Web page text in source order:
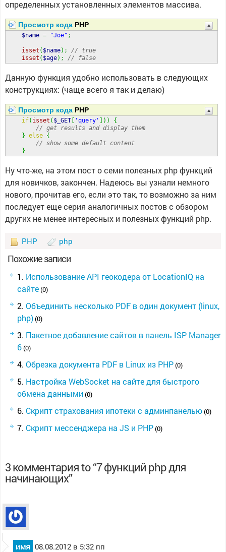
определенных установленных элементов массива.
Просмотр кодаPHP
$name = "Joe" ;
isset ( $name) ;
// true
isset ( $age) ; // false
Данную функция удобно использовать в следующих
конструкциях: (чаще всего я так и делаю)
Просмотр кодаPHP
if( isset ( $_GET[ 'query' ) )
{
// get results and display them
} else {
// show some default content
}
Ну что-же, на этом пост о семи полезных php функций
для новичков, закончен. Надеюсь вы узнали немного
нового, прочитав его, если это так, то возможно за ним
последует еще серия аналогичных постов с обзором
других не менее интересных и полезных функций php.
PHP php
Похожие записи
Использование API геокодера от LocationIQ на
сайте(0)
Объединить несколько PDF в один документ (linux,
php)(0)
Пакетное добавление сайтов в панель ISP Manager
6(0)
Обрезка документа PDF в Linux из PHP(0)
Настройка WebSocket на сайте для быстрого
обмена данными (0)
Скрипт страхования ипотеки с админпанелью(0)
Скрипт мессенджера на JS и PHP(0)
3 комментария to “7 функций php для
начинающих”
имя 08.08.2012 в 5:32 пп